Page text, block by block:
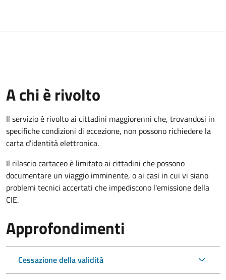
A chi è rivolto
Il servizio è rivolto ai cittadini maggiorenni che, trovandosi in
specifiche condizioni di eccezione, non possono richiedere la
carta d'identità elettronica.
Il rilascio cartaceo è limitato ai cittadini che possono
documentare un viaggio imminente, o ai casi in cui vi siano
problemi tecnici accertati che impediscono l'emissione della
CIE.
Approfondimenti
Cessazione della validità